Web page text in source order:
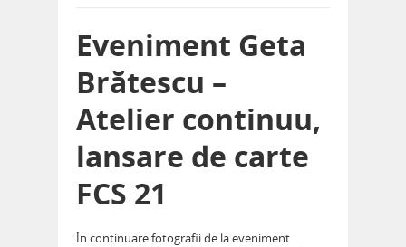
Eveniment Geta
Brătescu –
Atelier continuu,
lansare de carte
FCS 21
În continuare fotografii de la eveniment